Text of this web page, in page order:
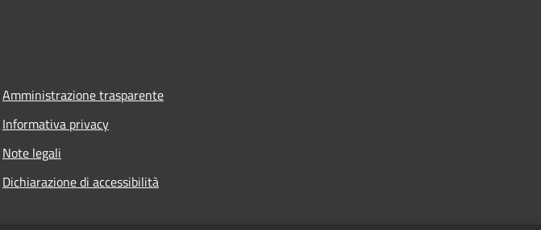
Amministrazione trasparente
Informativa privacy
Note legali
Dichiarazione di accessibilità